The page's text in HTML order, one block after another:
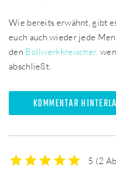
Wie bereits erwähnt, gibt
euch auch wieder jede
den Bollwerkkreischer,
abschließt.
KOMMENTAR
5 (2